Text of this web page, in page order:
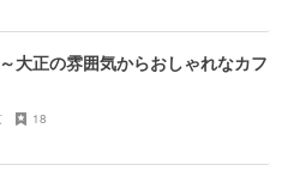
大正の雰囲気からおしゃれなカフ
18